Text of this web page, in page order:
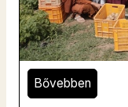
Bővebben